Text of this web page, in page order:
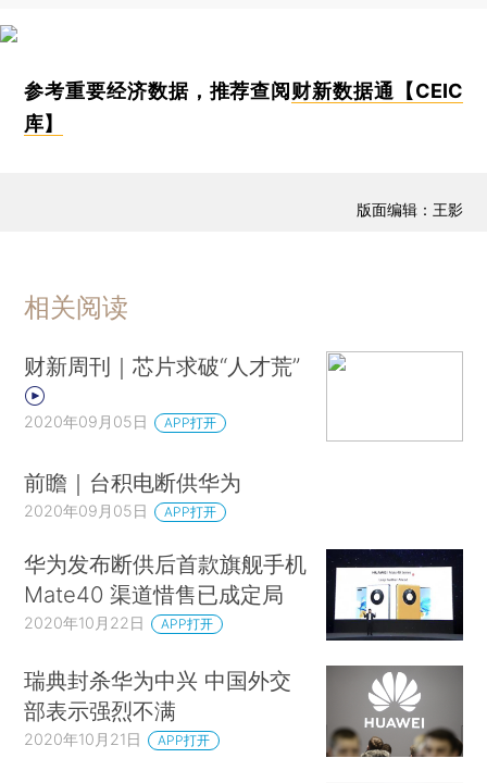
参考重要经济数据，推荐查阅 财新数据通【CEIC
库】
版面编辑：王影
相关阅读
财新周刊｜芯片求破“人才荒”
2020年09月05日 APP打开
前瞻｜台积电断供华为
2020年09月05日 APP打开
华为发布断供后首款旗舰手机
Mate40 渠道惜售已成定局
2020年10月22日 APP打开
瑞典封杀华为中兴 中国外交
部表示强烈不满
2020年10月21日 APP打开